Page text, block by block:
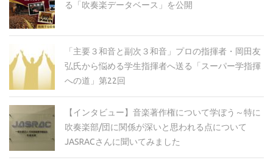
る「吹奏楽データベース」を公開
「主要３和音と副次３和音」プロの指揮者・岡田友
弘氏から悩める学生指揮者へ送る「スーパー学指揮
への道」第22回
【インタビュー】音楽著作権について学ぼう～特に
吹奏楽部/団に関係が深いと思われる点について
JASRACさんに聞いてみました